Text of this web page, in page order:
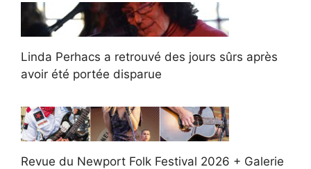
Linda Perhacs a retrouvé des jours sûrs après
avoir été portée disparue
Revue du Newport Folk Festival 2026 + Galerie